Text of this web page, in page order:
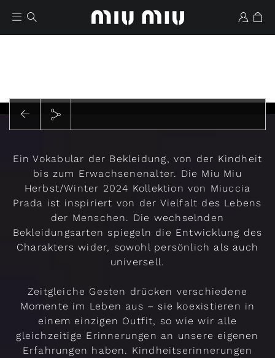
Favoriten
Ein Vokabular der Bekleidung, von der Kindheit
bis zum Erwachsenenalter. Die Miu Miu
Herbst/Winter 2024 Kollektion von Miuccia
Prada ist inspiriert von der Vielfalt des Lebens
der Menschen. Die wechselnden
Bekleidungsarten spiegeln die Entwicklung des
Charakters wider, sowohl persönlich als auch
universell.
Zeitgleiche Gesten drücken verschiedene
Momente im Leben aus – sie koexistieren in
einem einzigen Outfit, so wie wir alle
gleichzeitige Erinnerungen an unsere eigenen
Erfahrungen haben. Kindheitserinnerungen